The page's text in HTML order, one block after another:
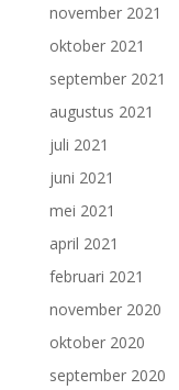
november 2021
oktober 2021
september 2021
augustus 2021
juli 2021
juni 2021
mei 2021
april 2021
februari 2021
november 2020
oktober 2020
september 2020